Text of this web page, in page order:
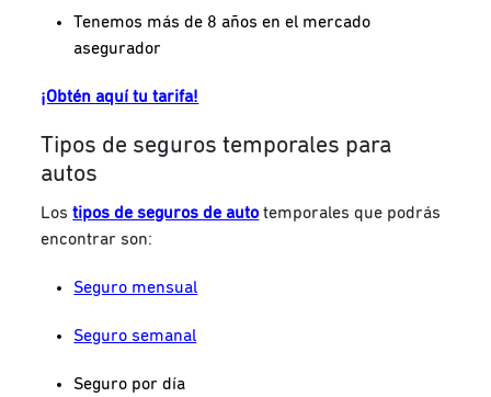
Tenemos más de 8 años en el mercado
asegurador
¡Obtén aquí tu tarifa!
Tipos de seguros temporales para
autos
Lostipos de seguros de auto temporales que podrás
encontrar son:
Seguro mensual
Seguro semanal
Seguro por día